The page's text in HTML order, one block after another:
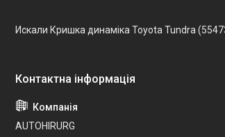
Искали Кришка динаміка Toyota Tundra
AUTOHIRURG